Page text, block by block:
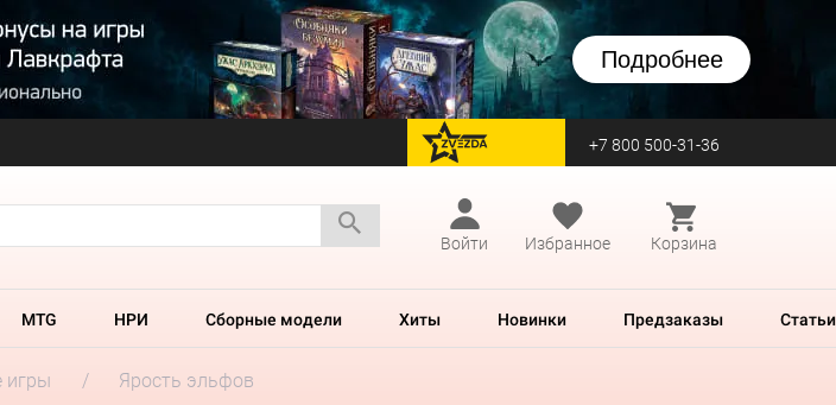
Подробнее
перейти на Zvezda +7 800 500-31-36
Войти
Избранное Корзина
MTG НРИ Сборные модели Хиты Новинки Предзаказы Статьи
игры Ярость эльфов